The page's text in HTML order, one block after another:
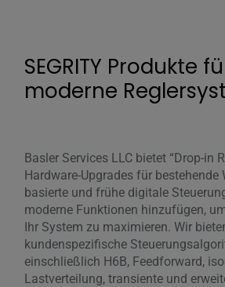
SEGRITY Produkte
moderne
Basler Services LLC bietet “Drop-in
Hardware-Upgrades für bestehende
basierte und frühe digitale
moderne Funktionen hinzufügen,
Ihr System zu maximieren. Wir
kundenspezifische
einschließlich H6B, Feedforward,
Lastverteilung, transiente und